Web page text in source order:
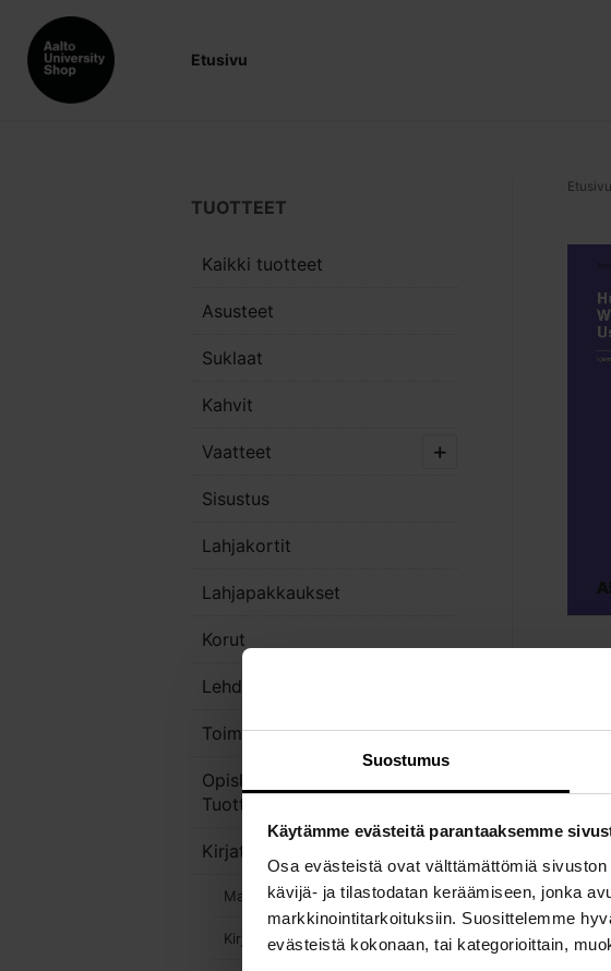
Suostumus
Käytämme evästeitä parantaaksemme
Osa evästeistä ovat välttämättömiä
kävijä- ja tilastodatan keräämiseen, jonka
markkinointitarkoituksiin. Suosittelemme
evästeistä kokonaan, tai kategorioittain,
Etusivu
TUOTTEET
Kaikki tuotteet
Asusteet
Suklaat
Kahvit
Vaatteet
Sisustus
Lahjakortit
Lahjapakkaukset
Korut
Lehdet
Toimistotarvikkeet
Opiskelijoiden & Alumnien
Tuotteet
Kirjat
Maksuttomat e-kirjat
Kirjauutuudet
Etusivu